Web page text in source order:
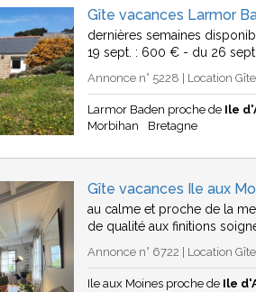
Gîte vacances Larmor
dernières semaines
19 sept. : 600 € - du 26
Annonce n° 5228 | Location Gîte
Larmor Baden proche de Ile
Morbihan
Bretagne
Gîte vacances Ile aux
au calme et proche de la
de qualité aux finitions
Annonce n° 6722 | Location Gîte
Ile aux Moines proche de Ile